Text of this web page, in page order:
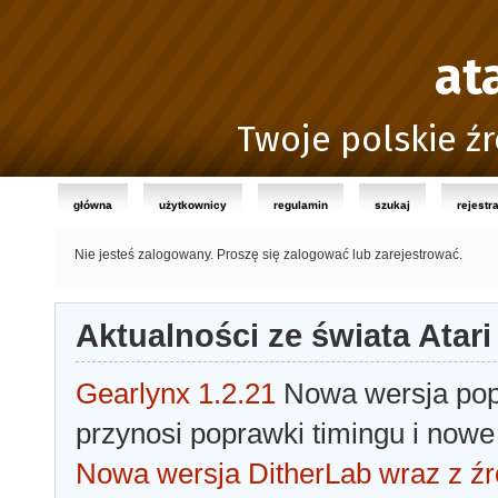
Twoje polskie
główna użytkownicy regulamin szukaj
Nie jesteś zalogowany. Proszę się zalogować lub zarejestrować.
Aktualności ze świata Atari
Gearlynx 1.2.21 Nowa wersja
przynosi poprawki timingu i
Nowa wersja DitherLab wraz z